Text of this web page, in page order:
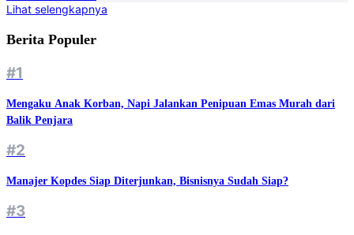
Lihat selengkapnya
Berita Populer
#1
Mengaku Anak Korban, Napi Jalankan Penipuan Emas Murah dari
Balik Penjara
#2
Manajer Kopdes Siap Diterjunkan, Bisnisnya Sudah Siap?
#3